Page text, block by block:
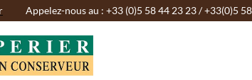
Appelez-nous au : +33 (0)5 58 44 23 23 / +33(0)5